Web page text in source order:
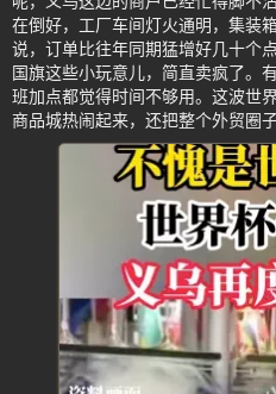
在倒好，工厂车间灯火通明，集装
说，订单比往年同期猛增好几十个
国旗这些小玩意儿，简直卖疯了。
班加点都觉得时间不够用。这波世
商品城热闹起来，还把整个外贸圈